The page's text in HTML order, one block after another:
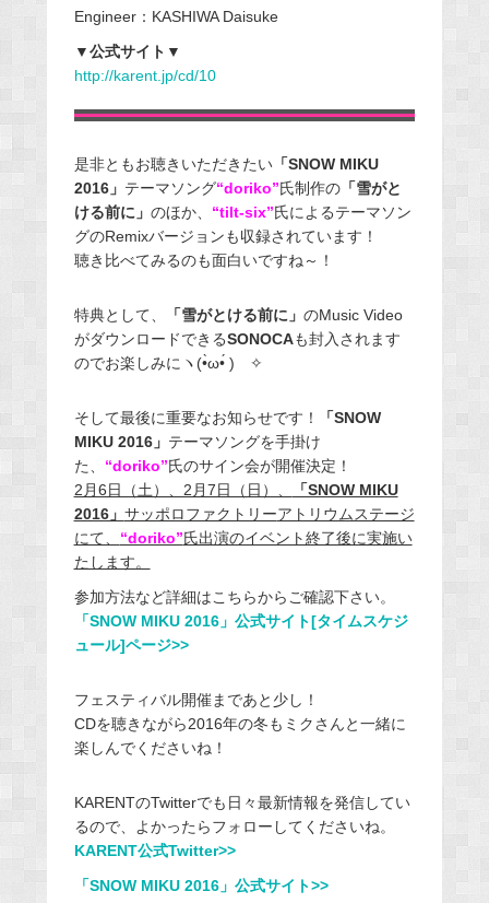
Engineer：KASHIWA Daisuke
▼公式サイト▼
http://karent.jp/cd/10
是非ともお聴きいただきたい「SNOW MIKU
2016」 テーマソング“doriko”氏制作の「雪がと
ける前に」 のほか、 “tilt-six”氏によるテーマソン
グのRemixバージョンも収録されています！
聴き比べてみるのも面白いですね～！
特典として、 「雪がとける前に」 のMusic Video
がダウンロードできるSONOCAも封入されます
のでお楽しみにヽ(•̀ω•́ )ゝ✧
そして最後に重要なお知らせです！
「SNOW
MIKU 2016」 テーマソングを手掛け
た、 “doriko”氏のサイン会が開催決定！
2月6日（土）、2月7日（日）、
「SNOW MIKU
2016」 サッポロファクトリーアトリウムステージ
にて、 “doriko”氏出演のイベント終了後に実施い
たします。
参加方法など詳細はこちらからご確認下さい。
「SNOW MIKU 2016」公式サイト[タイムスケジ
ュール]ページ>>
フェスティバル開催まであと少し！
CDを聴きながら2016年の冬もミクさんと一緒に
楽しんでくださいね！
KARENTのTwitterでも日々最新情報を発信してい
るので、よかったらフォローしてくださいね。
KARENT公式Twitter>>
「SNOW MIKU 2016」公式サイト>>